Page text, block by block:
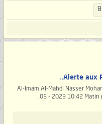
Alerte aux
Al-Imam Al-Mahdi Nasser
05 - 2023 10:42 Matin (Selon le calendrier officiel de la Mecque).